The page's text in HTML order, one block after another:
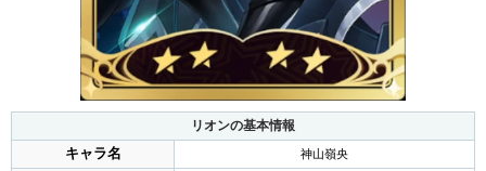
リオンの基本情報
キャラ名
神山嶺央